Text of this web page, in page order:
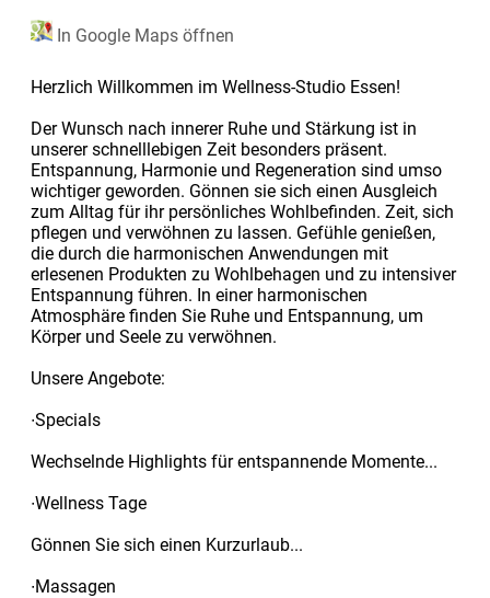
In Google Maps öffnen
Herzlich Willkommen im Wellness-Studio Essen!
Der Wunsch nach innerer Ruhe und Stärkung ist in
unserer schnelllebigen Zeit besonders präsent.
Entspannung, Harmonie und Regeneration sind umso
wichtiger geworden. Gönnen sie sich einen Ausgleich
zum Alltag für ihr persönliches Wohlbefinden. Zeit, sich
pflegen und verwöhnen zu lassen. Gefühle genießen,
die durch die harmonischen Anwendungen mit
erlesenen Produkten zu Wohlbehagen und zu intensiver
Entspannung führen. In einer harmonischen
Atmosphäre finden Sie Ruhe und Entspannung, um
Körper und Seele zu verwöhnen.
Unsere Angebote:
∙Specials
Wechselnde Highlights für entspannende Momente...
∙Wellness Tage
Gönnen Sie sich einen Kurzurlaub...
∙Massagen